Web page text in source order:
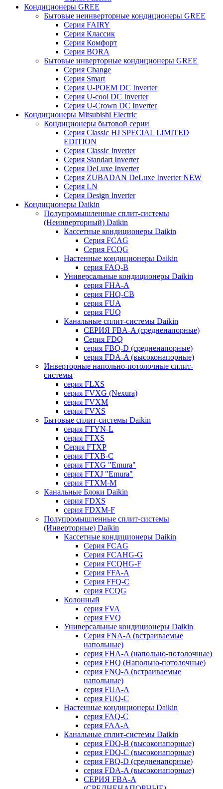
Кондиционеры GREE
Бытовые неинверторные кондиционеры GREE
Серия FAIRY
Серия Классик
Серия Комфорт
Серия BORA
Бытовые инверторные кондиционеры GREE
Серия Change
Серия Smart
Серия U-POEM DC Inverter
Серия U-cool DC Inverter
Серия U-Crown DC Inverter
Кондиционеры Mitsubishi Electric
Кондиционеры бытовой серии
Серия Classic HJ SPECIAL LIMITED
EDITION
Серия Classic Inverter
Серия Standart Inverter
Серия DeLuxe Inverter
Серия ZUBADAN DeLuxe Inverter NEW
Серия LN
Серия Design Inverter
Кондиционеры Daikin
Полупромышленные сплит-системы
(Неинверторный) Daikin
Кассетные кондиционеры Daikin
Серия FCAG
Серия FCQG
Настенные кондиционеры Daikin
серия FAQ-B
Универсальные кондиционеры Daikin
серия FHA-A
серия FHQ-CB
серия FUA
серия FUQ
Канальные сплит-системы Daikin
СЕРИЯ FBA-A (средненапорные)
Серия FDQ
серия FBQ-D (средненапорные)
серия FDA-A (высоконапорные)
Инверторные напольно-потолочные сплит-
системы
серия FLXS
серия FVXG (Nexura)
серия FVXM
серия FVXS
Бытовые сплит-системы Daikin
серия FTYN-L
серия FTXS
Серия FTXP
серия FTXB-C
серия FTXG "Emura"
серия FTXJ "Emura"
серия FTXM-M
Канальные Блоки Daikin
серия FDXS
серия FDXM-F
Полупромышленные сплит-системы
(Инверторные) Daikin
Кассетные кондиционеры Daikin
Серия FCAG
Серия FCAHG-G
Серия FCQHG-F
Серия FFA-A
Серия FFQ-C
серия FCQG
Колонный
серия FVA
серия FVQ
Универсальные кондиционеры Daikin
Серия FNA-A (встраиваемые
напольные)
серия FHA-A (напольно-потолочные)
серия FHQ (Напольно-потолочные)
серия FNQ-A (встраиваемые
напольные)
серия FUA-A
серия FUQ-C
Настенные кондиционеры Daikin
серия FAQ-C
серия FAA-A
Канальные сплит-системы Daikin
серия FDQ-B (высоконапорные)
серия FDQ-C (высоконапорные)
серия FBQ-D (средненапорные)
серия FDA-A (высоконапорные)
СЕРИЯ FBA-A